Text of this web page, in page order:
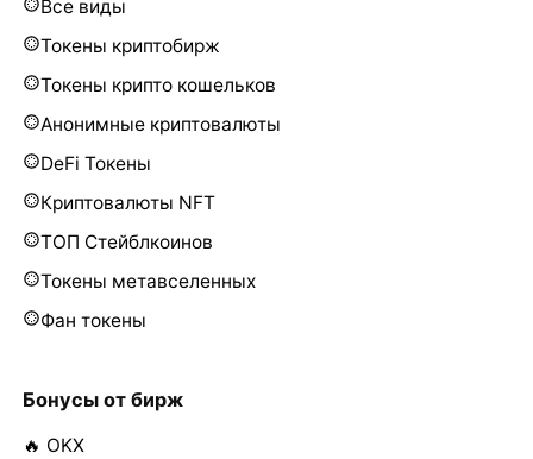
Все виды
Токены криптобирж
Токены крипто кошельков
Анонимные криптовалюты
DeFi Токены
Криптовалюты NFT
ТОП Стейблкоинов
Токены метавселенных
Фан токены
Бонусы от бирж
🔥 OKX